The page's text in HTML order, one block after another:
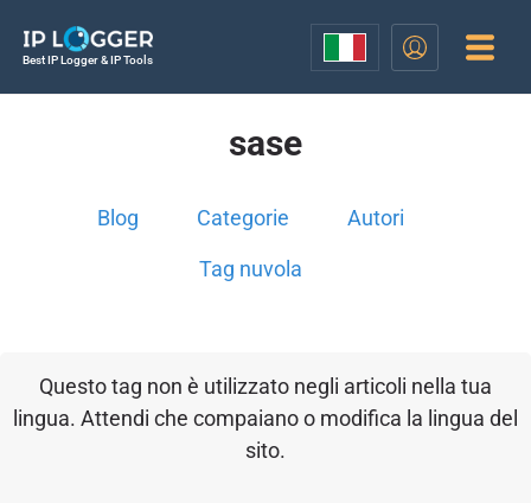
Best IP Logger & IP Tools
sase
Blog Categorie Autori
Tag nuvola